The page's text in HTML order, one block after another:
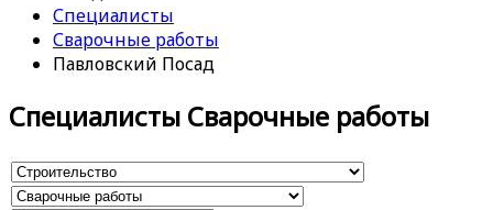
Специалисты
Сварочные работы
Павловский Посад
Специалисты Сварочные работы